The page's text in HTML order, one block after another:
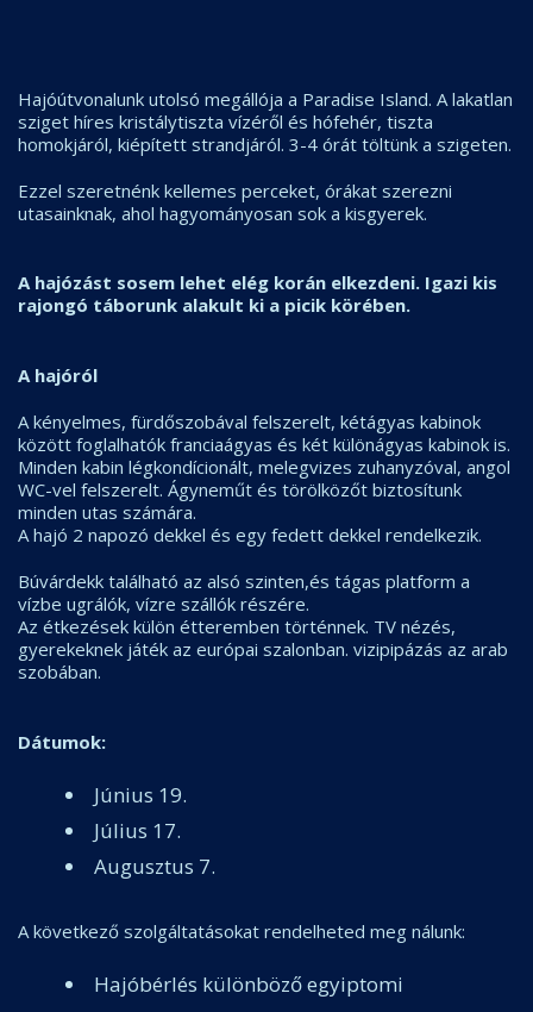
Hajóútvonalunk utolsó megállója a Paradise Island. A lakatlan
sziget híres kristálytiszta vízéről és hófehér, tiszta
homokjáról, kiépített strandjáról. 3-4 órát töltünk a szigeten.
Ezzel szeretnénk kellemes perceket, órákat szerezni
utasainknak, ahol hagyományosan sok a kisgyerek.
A hajózást sosem lehet elég korán elkezdeni. Igazi kis
rajongó táborunk alakult ki a picik körében.
A hajóról
A kényelmes, fürdőszobával felszerelt, kétágyas kabinok
között foglalhatók franciaágyas és két különágyas kabinok is.
Minden kabin légkondícionált, melegvizes zuhanyzóval, angol
WC-vel felszerelt. Ágyneműt és törölközőt biztosítunk
minden utas számára.
A hajó 2 napozó dekkel és egy fedett dekkel rendelkezik.
Búvárdekk található az alsó szinten,és tágas platform a
vízbe ugrálók, vízre szállók részére.
Az étkezések külön étteremben történnek. TV nézés,
gyerekeknek játék az európai szalonban. vizipipázás az arab
szobában.
Dátumok:
Június 19.
Július 17.
Augusztus 7.
A következő szolgáltatásokat rendelheted meg nálunk:
Hajóbérlés különböző egyiptomi